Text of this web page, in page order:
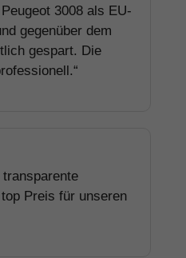
3008 als EU-
gegenüber dem
gespart. Die
transparente
Preis für unseren